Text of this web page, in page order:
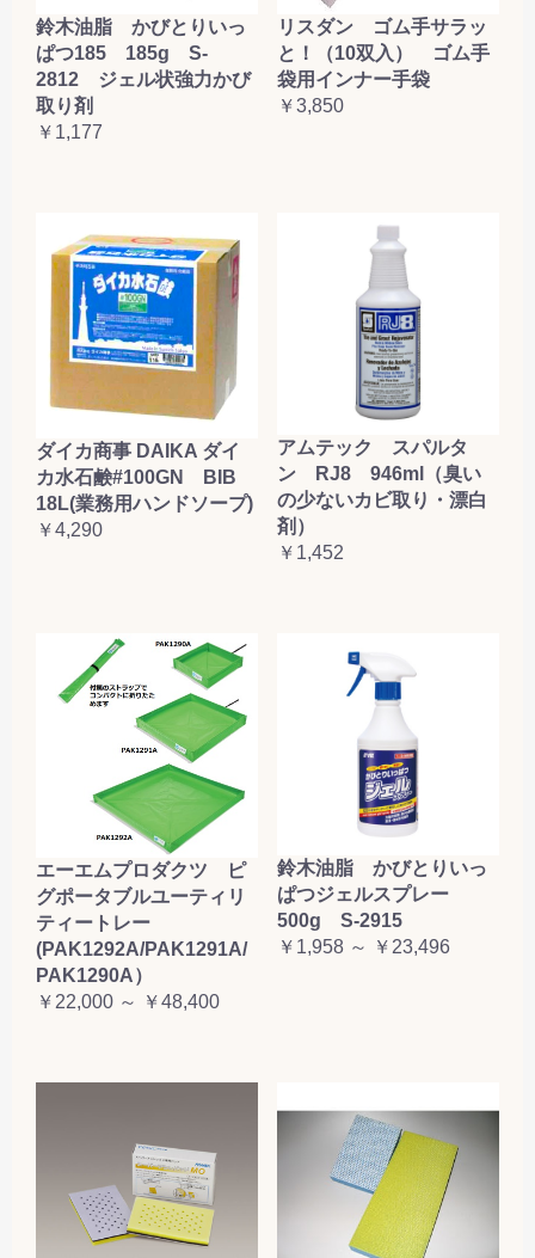
鈴木油脂 かびとりいっ
ぱつ185 185g S-
2812 ジェル状強力かび
取り剤
￥1,177
リスダン ゴム手サラッ
と！（10双入） ゴム手
袋用インナー手袋
￥3,850
ダイカ商事 DAIKA ダイ
カ水石鹸#100GN BIB
18L(業務用ハンドソープ)
￥4,290
アムテック スパルタ
ン RJ8 946ml（臭い
の少ないカビ取り・漂白
剤）
￥1,452
エーエムプロダクツ ピ
グポータブルユーティリ
ティートレー
(PAK1292A/PAK1291A/
PAK1290A）
￥22,000 ～ ￥48,400
鈴木油脂 かびとりいっ
ぱつジェルスプレー
500g S-2915
￥1,958 ～ ￥23,496